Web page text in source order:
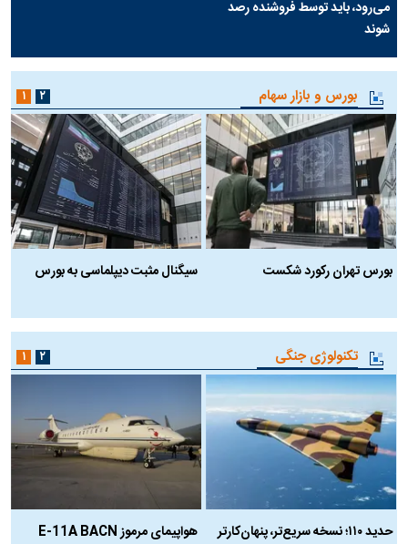
می‌رود، باید توسط فروشنده رصد
شوند
بورس و بازار سهام
بورس تهران رکورد شکست
سیگنال مثبت دیپلماسی به بورس
۱ ۲
تکنولوژی جنگی
حدید ۱۱۰؛ نسخه سریع‌تر، پنهان‌کارتر
هواپیمای مرموز E-11A BACN
۱ ۲